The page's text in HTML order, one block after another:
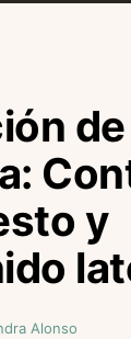
de
y
Alonso